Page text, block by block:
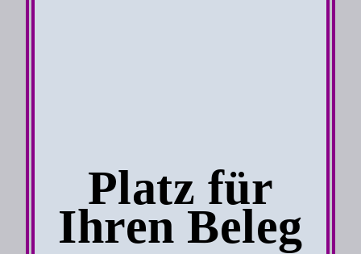
Platz für
Ihren Beleg